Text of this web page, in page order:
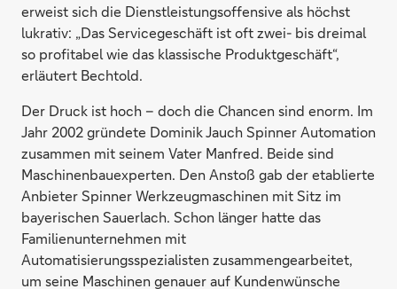
erweist sich die Dienstleistungsoffensive als höchst
lukrativ: „Das Servicegeschäft ist oft zwei- bis dreimal
so profitabel wie das klassische Produkt­geschäft“,
erläutert Bechtold.
Der Druck ist hoch – doch die Chancen sind enorm. Im
Jahr 2002 gründete Dominik Jauch Spinner Automation
zusammen mit seinem Vater Manfred. Beide sind
Maschinenbauexperten. Den Anstoß gab der etablierte
Anbieter Spinner Werkzeugmaschinen mit Sitz im
bayerischen Sauerlach. Schon länger hatte das
Familien­unternehmen mit
Automatisierungsspezialisten zusammengearbeitet,
um seine Maschinen genauer auf Kundenwünsche